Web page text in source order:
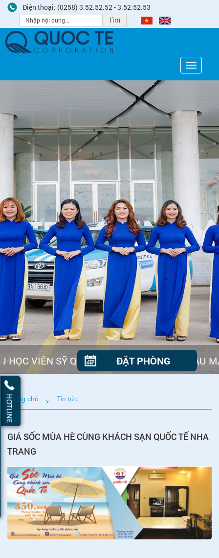
Điện thoại: (0258) 3.52.52.52 - 3.52.52.53
Tìm
Toggle
VIÊN SỸ QUAN HẢI QUÂN CHỈ HUY TÀU
ĐẶT PHÒNG
Trang chủ Tin tức
GIÁ SỐC MÙA HÈ CÙNG KHÁCH SẠN QUỐC TẾ NHA
TRANG